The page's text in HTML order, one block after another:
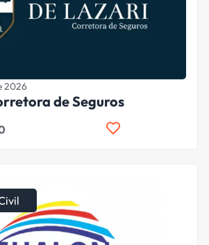
2026
de Seguros